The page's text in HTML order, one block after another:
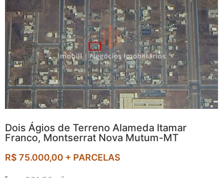
Dois Ágios de Terreno Alameda Itamar
Franco, Montserrat Nova Mutum-MT
R$ 75.000,00 + PARCELAS